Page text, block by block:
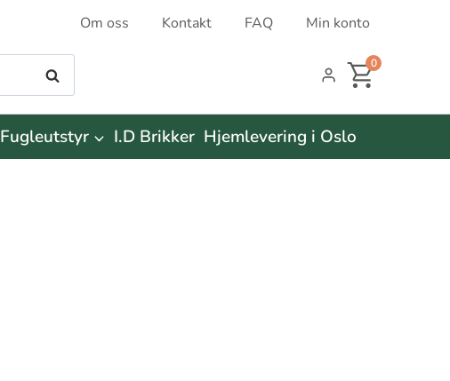
Om oss Kontakt FAQ Min konto
Søk
0
Fugleutstyr I.D Brikker Hjemlevering i Oslo